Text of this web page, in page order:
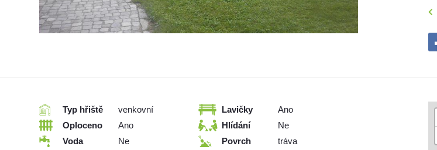
Typ hřiště
venkovní
Oploceno
Ano
Voda
Ne
Lavičky
Ano
Hlídání
Ne
Povrch
tráva